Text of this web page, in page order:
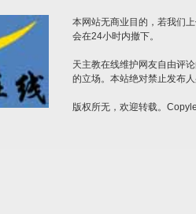
本网站无商业目的，若我们
会在24小时内撤下。
天主教在线维护网友自由评
的立场。本站绝对禁止发布
版权所无，欢迎转载。